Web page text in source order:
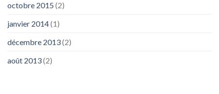
octobre 2015 (2)
janvier 2014(1)
décembre 2013(2)
août 2013(2)